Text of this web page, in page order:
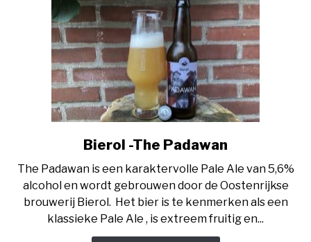
link
Bierol
-
The
Padawan
Bierol -The Padawan
The Padawan is een karaktervolle Pale Ale van 5,6%
alcohol en wordt gebrouwen door de Oostenrijkse
brouwerij Bierol. Het bier is te kenmerken als een
klassieke Pale Ale , is extreem fruitig en...